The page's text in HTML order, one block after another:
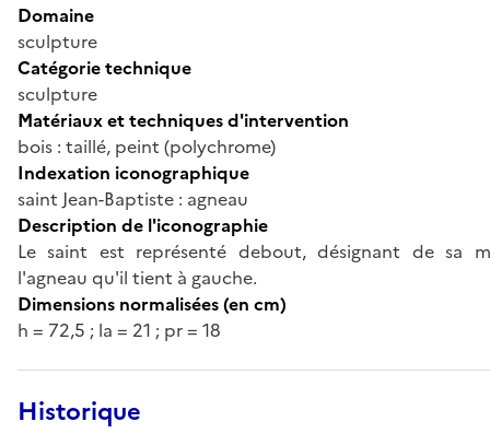
Domaine
sculpture
Catégorie technique
sculpture
Matériaux et techniques d'intervention
bois : taillé, peint (polychrome)
Indexation iconographique
saint Jean-Baptiste : agneau
Description de l'iconographie
Le saint est représenté debout, désignant de sa
l'agneau qu'il tient à gauche.
Dimensions normalisées (en cm)
h = 72,5 ; la = 21 ; pr = 18
Historique